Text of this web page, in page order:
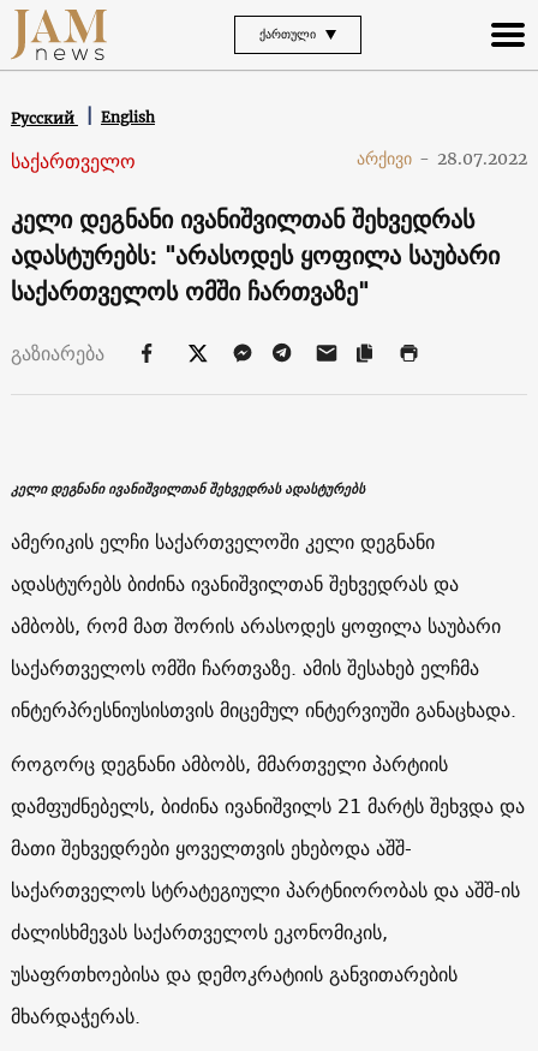
ᲥᲐᲠᲗᲣᲚᲘ
Русский English
საქართველო არქივი - 28.07.2022
კელი დეგნანი ივანიშვილთან შეხვედრას
ადასტურებს: "არასოდეს ყოფილა საუბარი
საქართველოს ომში ჩართვაზე"
გაზიარება
კელი დეგნანი ივანიშვილთან შეხვედრას ადასტურებს
ამერიკის ელჩი საქართველოში კელი დეგნანი
ადასტურებს ბიძინა ივანიშვილთან შეხვედრას და
ამბობს, რომ მათ შორის არასოდეს ყოფილა საუბარი
საქართველოს ომში ჩართვაზე. ამის შესახებ ელჩმა
ინტერპრესნიუსისთვის მიცემულ ინტერვიუში განაცხადა.
როგორც დეგნანი ამბობს, მმართველი პარტიის
დამფუძნებელს, ბიძინა ივანიშვილს 21 მარტს შეხვდა და
მათი შეხვედრები ყოველთვის ეხებოდა აშშ-
საქართველოს სტრატეგიული პარტნიორობას და აშშ-ის
ძალისხმევას საქართველოს ეკონომიკის,
უსაფრთხოებისა და დემოკრატიის განვითარების
მხარდაჭერას.